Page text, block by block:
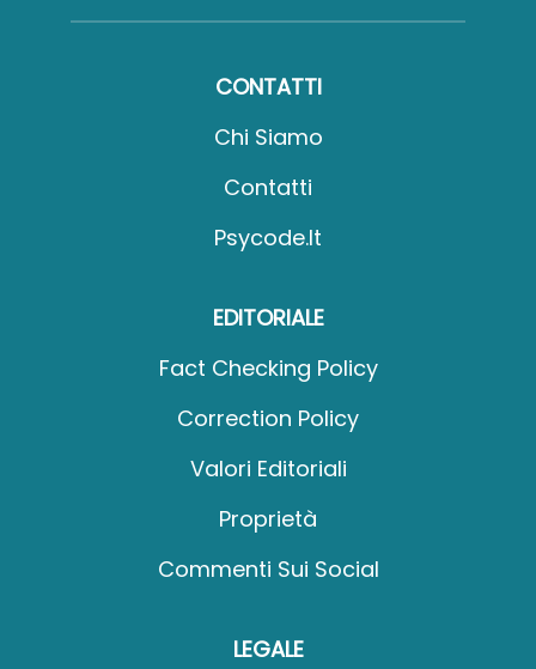
CONTATTI
Chi Siamo
Contatti
Psycode.it
EDITORIALE
Fact Checking Policy
Correction Policy
Valori Editoriali
Proprietà
Commenti Sui Social
LEGALE